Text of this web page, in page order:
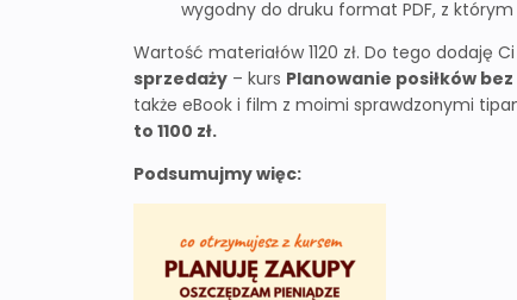
wygodny do druku format PDF, z
Wartość materiałów 1120 zł. Do tego dodaję
sprzedaży – kurs Planowanie posiłków
także eBook i film z moimi sprawdzonymi
to 1100 zł.
Podsumujmy więc: